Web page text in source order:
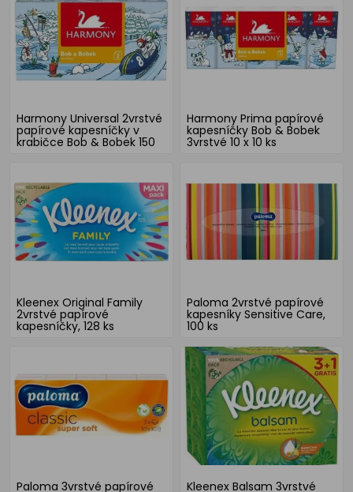
Harmony Universal 2vrstvé
papírové kapesníčky v
krabičce Bob & Bobek 150
Harmony Prima papírové
kapesníčky Bob & Bobek
3vrstvé 10 x 10 ks
Kleenex Original Family
2vrstvé papírové
kapesníčky, 128 ks
Paloma 2vrstvé papírové
kapesníky Sensitive Care,
100 ks
Paloma 3vrstvé papírové Kleenex Balsam 3vrstvé